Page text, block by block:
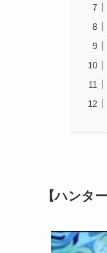
【ハンタ